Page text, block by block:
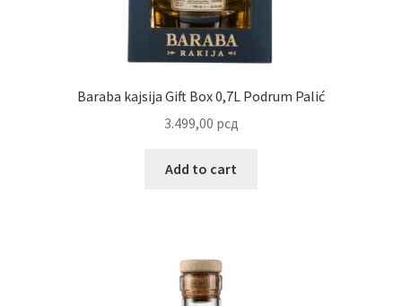
Baraba kajsija Gift Box 0,7L Podrum Palić
3.499,00 рсд
Add to cart